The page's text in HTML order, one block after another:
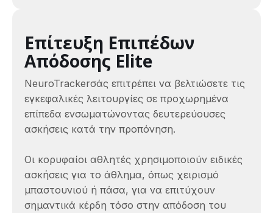
Επίτευξη Επιπέδων
Απόδοσης Elite
NeuroTrackerσάς επιτρέπει να βελτιώσετε τις
εγκεφαλικές λειτουργίες σε προχωρημένα
επίπεδα ενσωματώνοντας δευτερεύουσες
ασκήσεις κατά την προπόνηση.
Οι κορυφαίοι αθλητές χρησιμοποιούν ειδικές
ασκήσεις για το άθλημα, όπως χειρισμό
μπαστουνιού ή πάσα, για να επιτύχουν
σημαντικά κέρδη τόσο στην απόδοση του